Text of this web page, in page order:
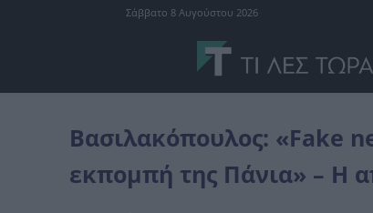
Σάββατο 8 Αυγούστου 2026
Βασιλακόπουλος: «Fake
εκπομπή της Πάνια» – H